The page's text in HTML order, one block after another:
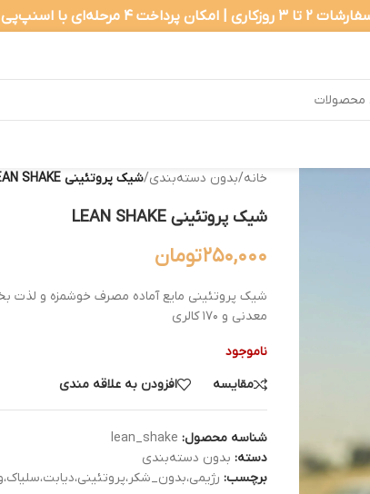
پرداخت ۴ مرحله‌ای با اسنپ‌پی
خانه/بدون دسته‌بندی/شیک پروتئینی LEAN SHAKE
شیک پروتئینی LEAN SHAKE
۲۵۰,۰۰۰تومان
معدنی و ۱۷۰ کالری
ناموجود
مقایسه
افزودن به علاقه مندی
شناسه محصول: lean_shake
دسته: بدون دسته‌بندی
برچسب: